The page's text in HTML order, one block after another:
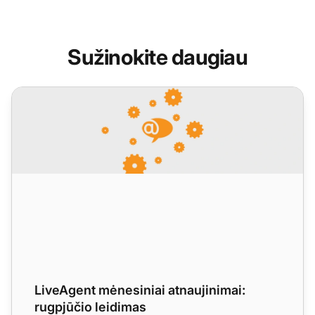
Sužinokite daugiau
LiveAgent mėnesiniai atnaujinimai: rugpjūčio leidimas
LiveAgent mėnesiniai atnaujinimai:
rugpjūčio leidimas